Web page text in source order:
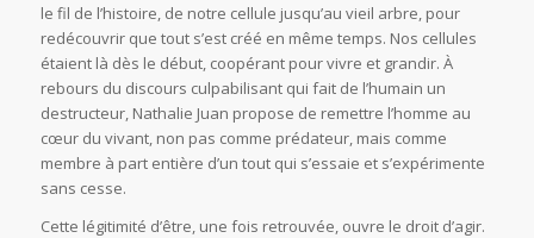
le fil de l’histoire, de notre cellule jusqu’au vieil arbre, pour
redécouvrir que tout s’est créé en même temps. Nos cellules
étaient là dès le début, coopérant pour vivre et grandir. À
rebours du discours culpabilisant qui fait de l’humain un
destructeur, Nathalie Juan propose de remettre l’homme au
cœur du vivant, non pas comme prédateur, mais comme
membre à part entière d’un tout qui s’essaie et s’expérimente
sans cesse.
Cette légitimité d’être, une fois retrouvée, ouvre le droit d’agir.